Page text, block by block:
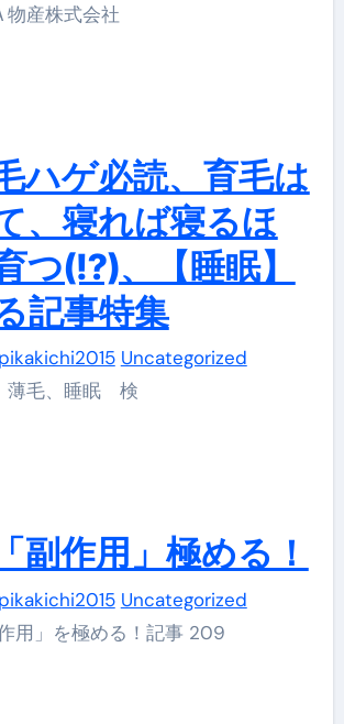
物産株式会社
ハゲ必読、育毛は
、寝れば寝るほ
つ(!?)、【睡眠】
記事特集
pikakichi2015 Uncategorized
薄毛、睡眠 検
副作用」極める！
pikakichi2015 Uncategorized
作用」を極める！記事 209